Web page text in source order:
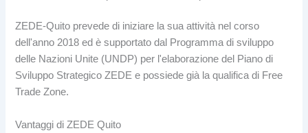
ZEDE-Quito prevede di iniziare la sua attività nel corso
dell'anno 2018 ed è supportato dal Programma di sviluppo
delle Nazioni Unite (UNDP) per l'elaborazione del Piano di
Sviluppo Strategico ZEDE e possiede già la qualifica di Free
Trade Zone.
Vantaggi di ZEDE Quito